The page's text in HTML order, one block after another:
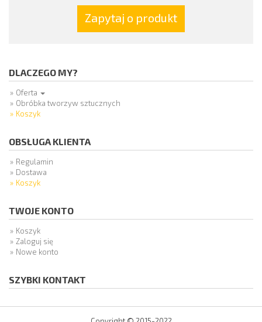
Zapytaj o produkt
DLACZEGO MY?
Oferta
Obróbka tworzyw sztucznych
Koszyk
OBSŁUGA KLIENTA
Regulamin
Dostawa
Koszyk
TWOJE KONTO
Koszyk
Zaloguj się
Nowe konto
SZYBKI KONTAKT